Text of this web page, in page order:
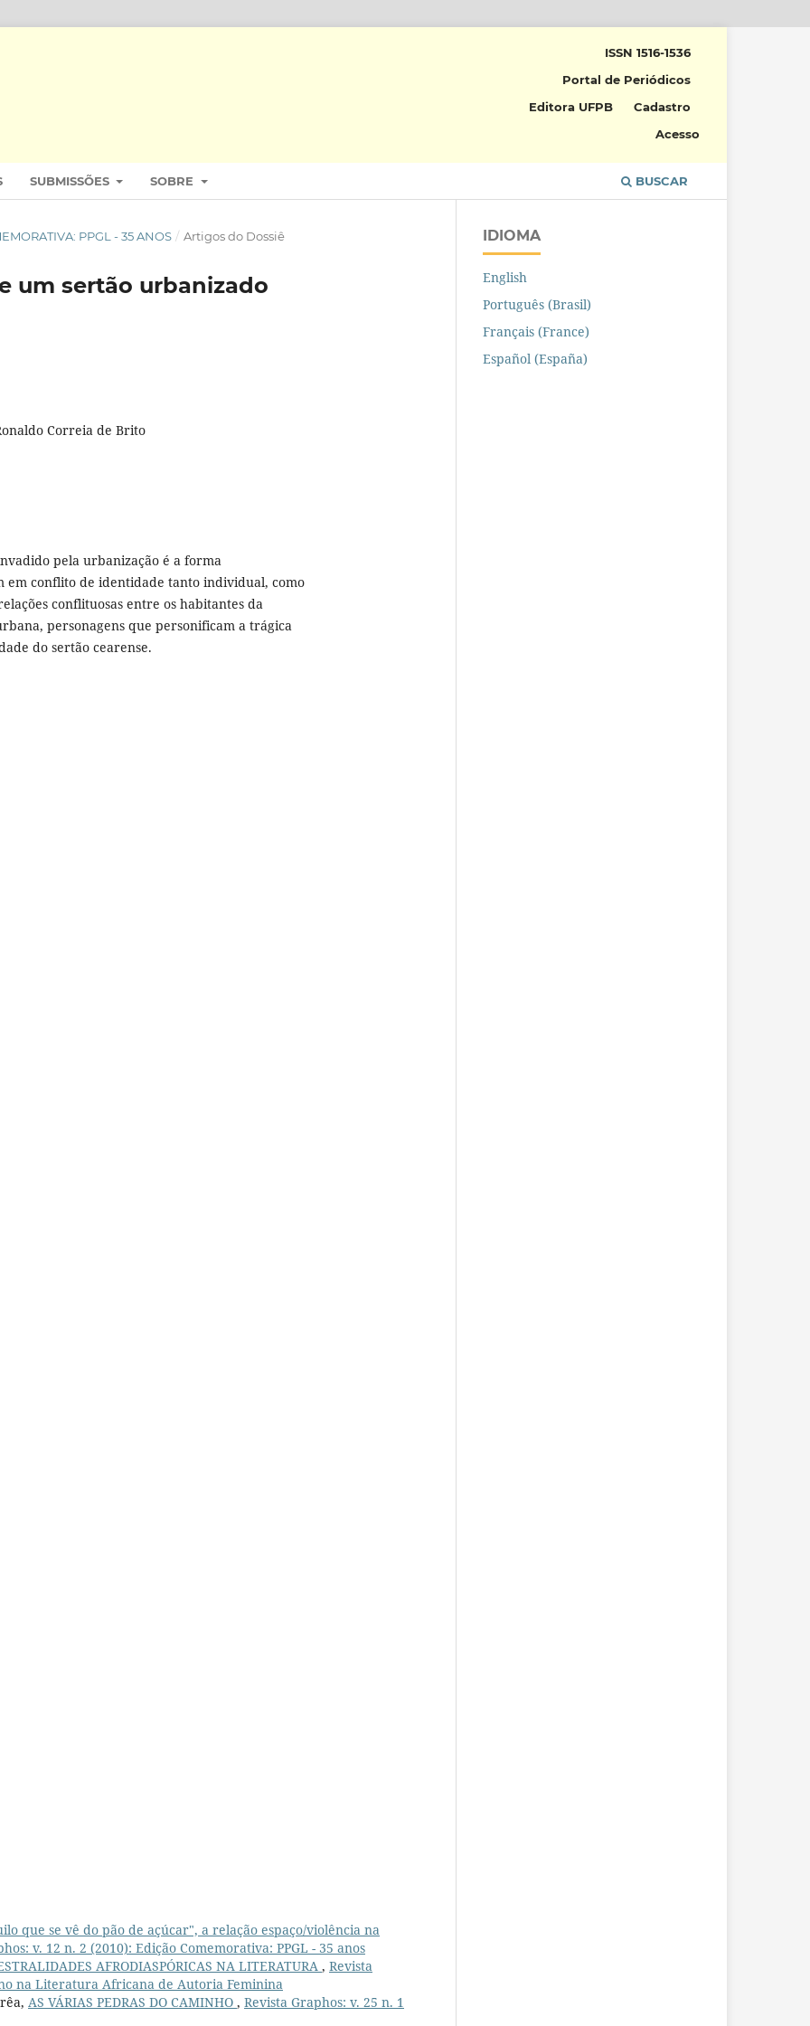
SUBMISSÕES SOBRE BUSCAR
ISSN 1516-1536
Portal de Periódicos
Editora UFPB
Cadastro
Acesso
PPGL - 35 ANOS / Artigos do Dossiê
um sertão urbanizado
Correia de Brito
pela urbanização é a forma
em conflito de identidade tanto individual, como
conflituosas entre os habitantes da
personagens que personificam a trágica
do sertão cearense.
que se vê do pão de açúcar", a relação espaço/violência na
v. 12 n. 2 (2010): Edição Comemorativa: PPGL - 35 anos
AFRODIASPÓRICAS NA LITERATURA , Revista
na Literatura Africana de Autoria Feminina
AS VÁRIAS PEDRAS DO CAMINHO , Revista Graphos: v. 25 n. 1
IDIOMA
English
Português (Brasil)
Français (France)
Español (España)